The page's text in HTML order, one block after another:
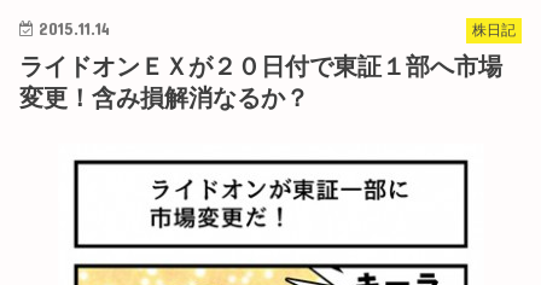
株日記
2015.11.14
ライドオンＥＸが２０日付で東証１部へ市場
変更！含み損解消なるか？